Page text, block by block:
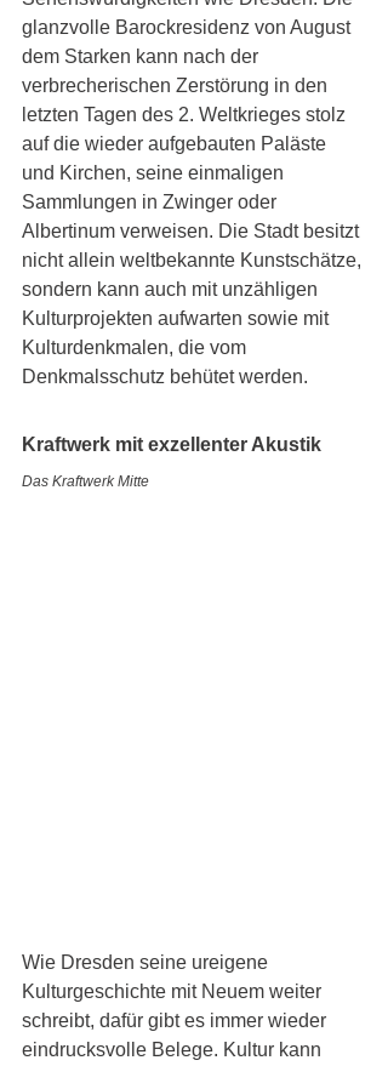
glanzvolle Barockresidenz von August
dem Starken kann nach der
verbrecherischen Zerstörung in den
letzten Tagen des 2. Weltkrieges stolz
auf die wieder aufgebauten Paläste
und Kirchen, seine einmaligen
Sammlungen in Zwinger oder
Albertinum verweisen. Die Stadt besitzt
nicht allein weltbekannte Kunstschätze,
sondern kann auch mit unzähligen
Kulturprojekten aufwarten sowie mit
Kulturdenkmalen, die vom
Denkmalsschutz behütet werden.
Kraftwerk mit exzellenter Akustik
Das Kraftwerk Mitte
Wie Dresden seine ureigene
Kulturgeschichte mit Neuem weiter
schreibt, dafür gibt es immer wieder
eindrucksvolle Belege. Kultur kann